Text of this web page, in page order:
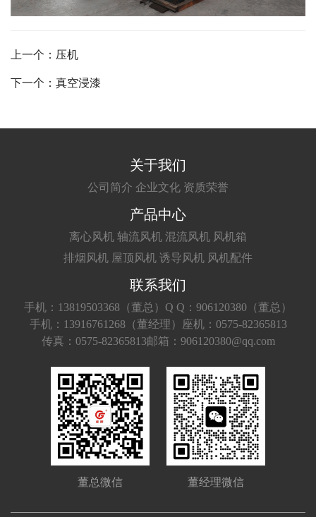
上一个：压机
下一个：真空浸漆
关于我们
公司简介 企业文化 资质荣誉
产品中心
离心风机 轴流风机 混流风机 风机箱
排烟风机 屋顶风机 诱导风机 风机配件
联系我们
手机：13819503368（董总） Q Q：906120380（董总）
手机：13916761268（董经理）
座机：0575-82365813
传真：0575-82365813邮箱：906120380@qq.com
董总微信 董经理微信